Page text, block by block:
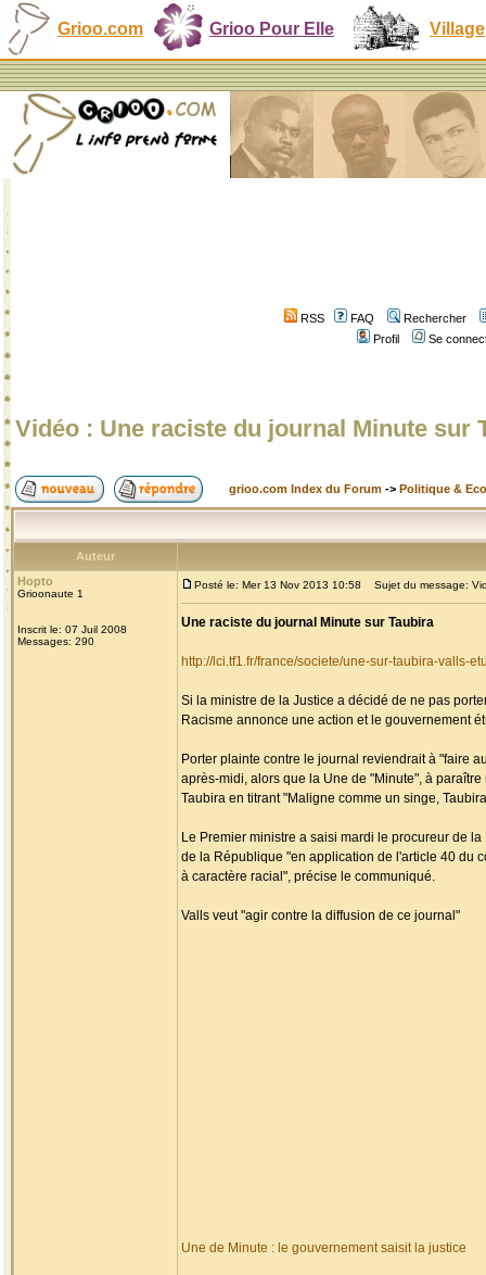
Grioo.com Grioo Pour Elle Village
RSS FAQ
Rechercher
Profil
Se
Vidéo : Une raciste du journal Minute sur
grioo.com Index du Forum -> Politique &
Auteur
Hopto
Grioonaute 1
Inscrit le: 07 Juil 2008
Messages: 290
Posté le: Mer 13 Nov 2013 10:58 Sujet du message:
Une raciste du journal Minute sur Taubira
http://lci.tf1.fr/france/societe/une-sur-taubira-valls-
Si la ministre de la Justice a décidé de ne pas
Racisme annonce une action et le gouvernement
Porter plainte contre le journal reviendrait à "faire
après-midi, alors que la Une de "Minute", à
Taubira en titrant "Maligne comme un singe,
Le Premier ministre a saisi mardi le procureur de
de la République "en application de l'article 40 du
à caractère racial", précise le communiqué.
Valls veut "agir contre la diffusion de ce journal"
Une de Minute : le gouvernement saisit la justice